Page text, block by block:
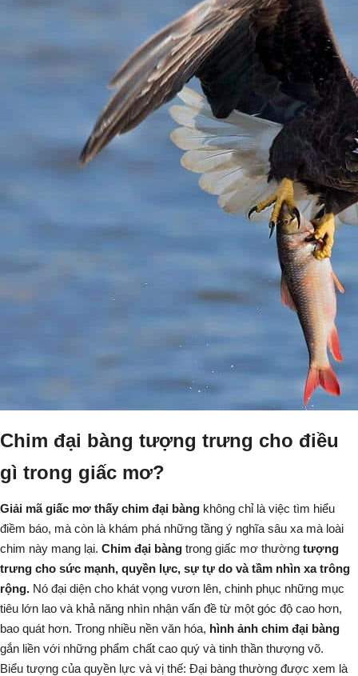
Chim đại bàng tượng trưng cho điều
gì trong giấc mơ?
Giải mã giấc mơ thấy chim đại bàng không chỉ là việc tìm hiểu
điềm báo, mà còn là khám phá những tầng ý nghĩa sâu xa mà loài
chim này mang lại. Chim đại bàng trong giấc mơ thường tượng
trưng cho sức mạnh, quyền lực, sự tự do và tầm nhìn xa trông
rộng. Nó đại diện cho khát vọng vươn lên, chinh phục những mục
tiêu lớn lao và khả năng nhìn nhận vấn đề từ một góc độ cao hơn,
bao quát hơn. Trong nhiều nền văn hóa, hình ảnh chim đại bàng
gắn liền với những phẩm chất cao quý và tinh thần thượng võ.
Biểu tượng của quyền lực và vị thế: Đại bàng thường được xem là